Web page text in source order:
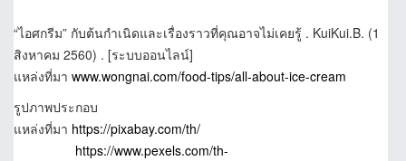
“ไอศกรีม” กับต้นกำเนิดและเรื่องราวที่คุณอาจไม่เคยรู้ . KuiKui.B. (1
สิงหาคม 2560) . [ระบบออนไลน์]
แหล่งที่มาwww.wongnai.com/food-tips/all-about-ice-cream
รูปภาพประกอบ
แหล่งที่มา https://pixabay.com/th/
https://www.pexels.com/th-